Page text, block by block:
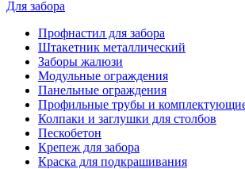
Для забора
Профнастил для забора
Штакетник металлический
Заборы жалюзи
Модульные ограждения
Панельные ограждения
Профильные трубы и комплектующие
Колпаки и заглушки для столбов
Пескобетон
Крепеж для забора
Краска для подкрашивания